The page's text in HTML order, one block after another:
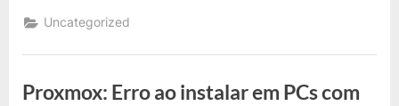
Passo
para
Sessão
Uncategorized
Proxmox: Erro ao instalar em PCs com